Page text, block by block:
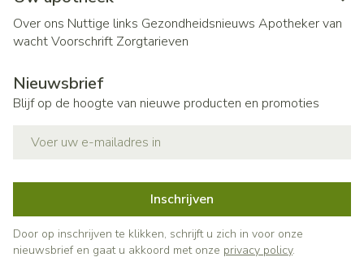
Over ons Nuttige links Gezondheidsnieuws Apotheker van
wachtVoorschrift Zorgtarieven
Nieuwsbrief
Blijf op de hoogte van nieuwe producten en promoties
Inschrijven
Door op inschrijven te klikken, schrijft u zich in voor onze
nieuwsbrief en gaat u akkoord met onze privacy policy.